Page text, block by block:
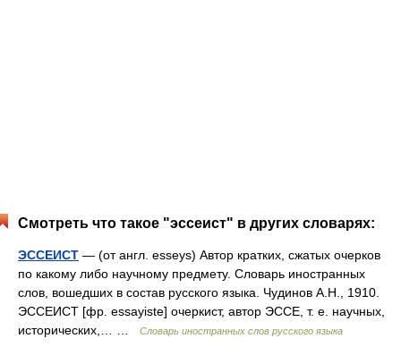
Смотреть что такое "эссеист" в других словарях:
ЭССЕИСТ — (от англ. esseys) Автор кратких, сжатых очерков
по какому либо научному предмету. Словарь иностранных
слов, вошедших в состав русского языка. Чудинов А.Н., 1910.
ЭССЕИСТ [фр. essayiste] очеркист, автор ЭССЕ, т. е. научных,
исторических,… …
Словарь иностранных слов русского языка